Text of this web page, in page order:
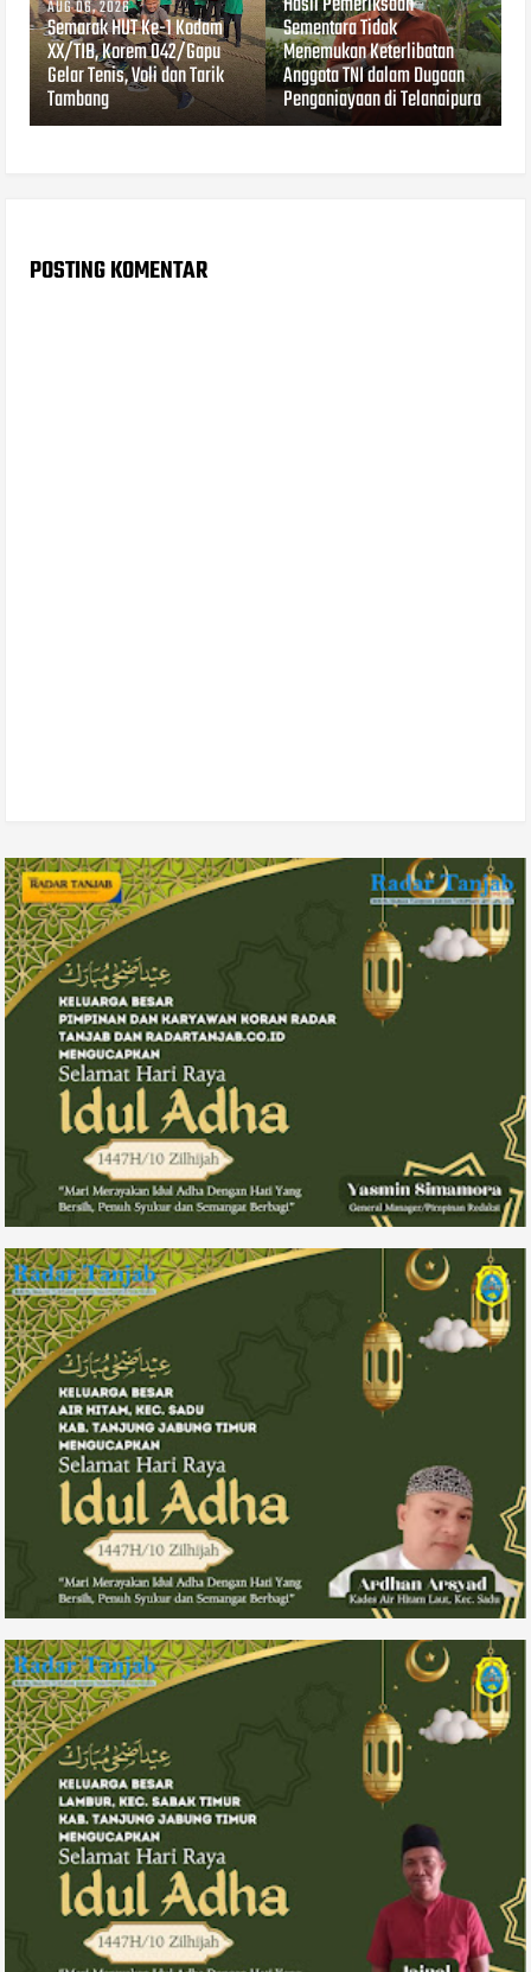
AUG 06, 2026
Semarak HUT Ke-1 Kodam
XX/TIB, Korem 042/Gapu
Gelar Tenis, Voli dan Tarik
Tambang
Sementara Tidak
Menemukan Keterlibatan
Anggota TNI dalam Dugaan
Penganiayaan di Telanaipura
POSTING KOMENTAR